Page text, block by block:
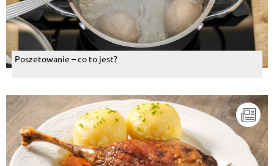
Poszetowanie – co to jest?